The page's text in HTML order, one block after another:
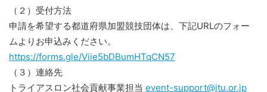
（２）受付方法
申請を希望する都道府県加盟競技団体は、下記URLのフォー
ムよりお申込みください。
https://forms.gle/Viie5bDBumHTqCN57
（３）連絡先
トライアスロン社会貢献事業担当 event-support@jtu.or.jp